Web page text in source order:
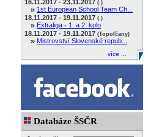
16.11.2017 - 23.11.2017 (.)
1st European School Team Ch...
18.11.2017 - 19.11.2017 (.)
Extraliga - 1. a 2. kolo
18.11.2017 - 19.11.2017 (Topoľčany)
Mistrovství Slovenské repub...
více ...
Databáze ŠSČR